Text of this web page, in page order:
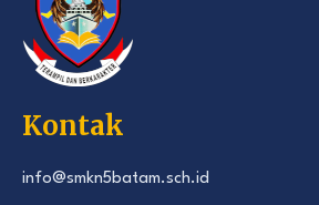
Kontak
info@smkn5batam.sch.id